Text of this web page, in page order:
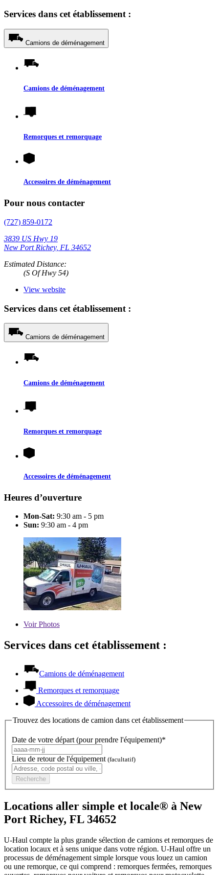
Services dans cet établissement :
Camions de déménagement
Camions de déménagement
Remorques et remorquage
Accessoires de déménagement
Pour nous contacter
(727) 859-0172
3839 US Hwy 19
New Port Richey, FL 34652
Estimated Distance:
(S Of Hwy 54)
View website
Services dans cet établissement :
Camions de déménagement
Camions de déménagement
Remorques et remorquage
Accessoires de déménagement
Heures d’ouverture
Mon-Sat: 9:30 am - 5 pm
Sun: 9:30 am - 4 pm
VoirPhotos
Services dans cet établissement :
Camions de déménagement
Remorques et remorquage
Accessoires de déménagement
Trouvez des locations de camion dans cet établissement
Date de votre départ (pour prendre l'équipement)*
Lieu de retour de l'équipement (facultatif)
Recherche
Locations aller simple et locale® à New
Port Richey, FL 34652
U-Haul compte la plus grande sélection de camions et remorques de
location locaux et à sens unique dans votre région. U-Haul offre un
processus de déménagement simple lorsque vous louez un camion
ou une remorque, ce qui comprend : remorques fermées, remorques